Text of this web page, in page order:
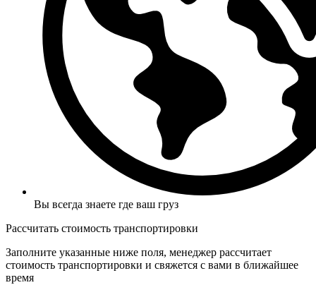
Вы всегда знаете где ваш груз
Рассчитать стоимость транспортировки
Заполните указанные ниже поля, менеджер рассчитает
стоимость транспортировки и свяжется с вами в ближайшее
время